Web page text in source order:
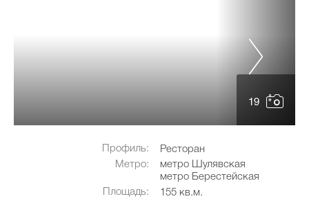
19
Профиль:
Ресторан
Метро:
метро Шулявская
метро Берестейская
Площадь:
155 кв.м.